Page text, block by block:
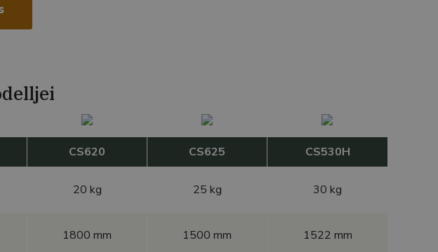
CS620 CS625
CS530H
20 kg 25 kg 30 kg
1800 mm 1500 mm 1522 mm